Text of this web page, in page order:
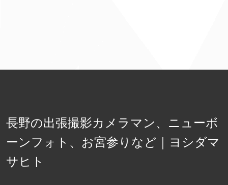
長野の出張撮影カメラマン、ニューボ
ーンフォト、お宮参りなど｜ヨシダマ
サヒト